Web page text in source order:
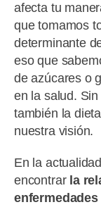
afecta tu
que tomamos
determinante
eso que
de azúcares o
en la salud.
también la
nuestra visión.
En la
encontrar la